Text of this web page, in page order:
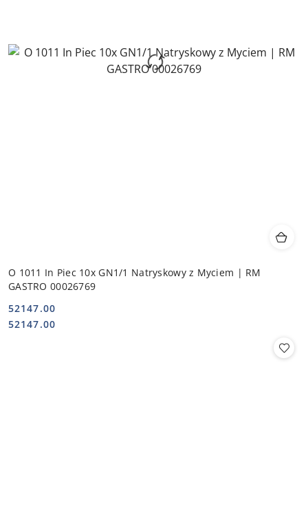
O 1011 In Piec 10x GN1/1 Natryskowy z Myciem | RM
GASTRO 00026769
Cena:
52147.00
Cena:
52147.00